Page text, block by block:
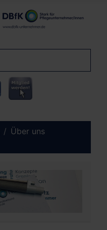
Über uns